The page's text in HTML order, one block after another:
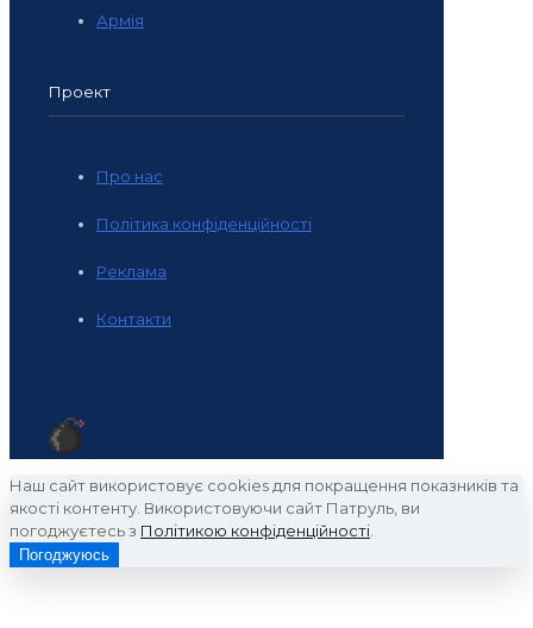
Армія
Проект
Про нас
Політика конфіденційності
Реклама
Контакти
Наш сайт використовує cookies для покращення показників та
якості контенту. Використовуючи сайт Патруль, ви
погоджуєтесь з Політикою конфіденційності
Погоджуюсь